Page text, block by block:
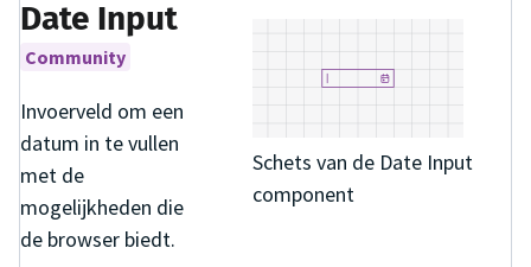
Schets van de Date Input
component
Date Input
Community
Invoerveld om een
datum in te vullen
met de
mogelijkheden die
de browser biedt.